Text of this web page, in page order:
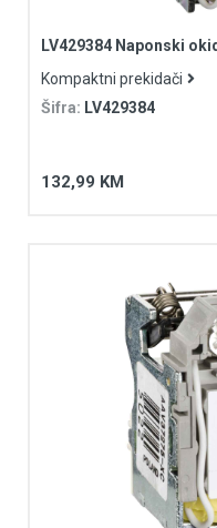
LV429384 Naponski
Kompaktni prekidači
Šifra: LV429384
132,99 KM